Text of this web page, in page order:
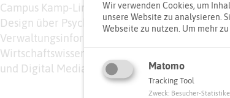
Campus Kamp-Lintfort. Das Studienangebot
Design über Psychologie, Medieninformatik,
Verwaltungsinformatik, Umweltwissenschaften,
Wirtschaftswissenschaften bis hin zu Usability
und Digital Media.
Wir verwenden Cookies, um
unsere Website zu analysieren.
Webseite zu nutzen. Um mehr
Matomo
Tracking Tool
Zweck: Besucher-